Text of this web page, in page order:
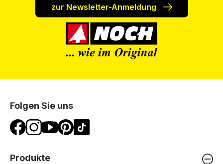
zur Newsletter-Anmeldung
Folgen Sie uns
Produkte